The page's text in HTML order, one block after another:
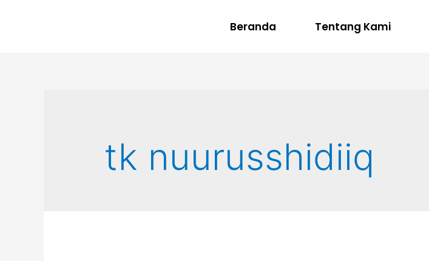
Beranda Tentang Kami
tk nuurusshidiiq